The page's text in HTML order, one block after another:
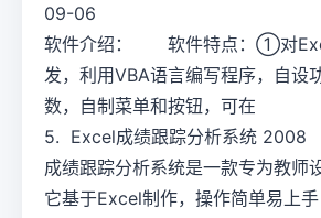
09-06
软件介绍： 软件特点：①对
发，利用VBA语言编写程序，自设
数，自制菜单和按钮，可在
5. Excel成绩跟踪分析系统 2008
成绩跟踪分析系统是一款专为教师
它基于Excel制作，操作简单易上